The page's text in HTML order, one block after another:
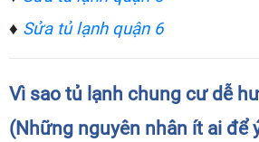
♦ Sửa tủ lạnh quận 6
Vì sao tủ lạnh chung cư dễ
(Những nguyên nhân ít ai để